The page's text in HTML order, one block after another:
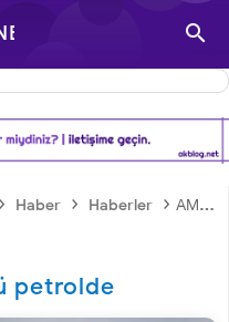

› Haber › Haberler › AMB’nin gözü petrolde
petrolde